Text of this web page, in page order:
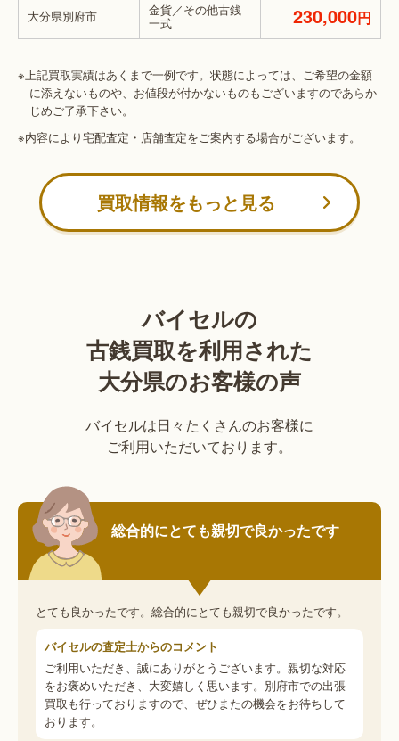
大分県別府市 金貨／その他古銭
一式 230,000円
※上記買取実績はあくまで一例です。状態によっては、ご希望の金額
に添えないものや、お値段が付かないものもございますのであらか
じめご了承下さい。
※内容により宅配査定・店舗査定をご案内する場合がございます。
買取情報をもっと見る
バイセルの
古銭買取を利用された
大分県のお客様の声
バイセルは日々たくさんのお客様に
ご利用いただいております。
総合的にとても親切で良かったです
とても良かったです。総合的にとても親切で良かったです。
バイセルの査定士からのコメント
ご利用いただき、誠にありがとうございます。親切な対応
をお褒めいただき、大変嬉しく思います。別府市での出張
買取も行っておりますので、ぜひまたの機会をお待ちして
おります。